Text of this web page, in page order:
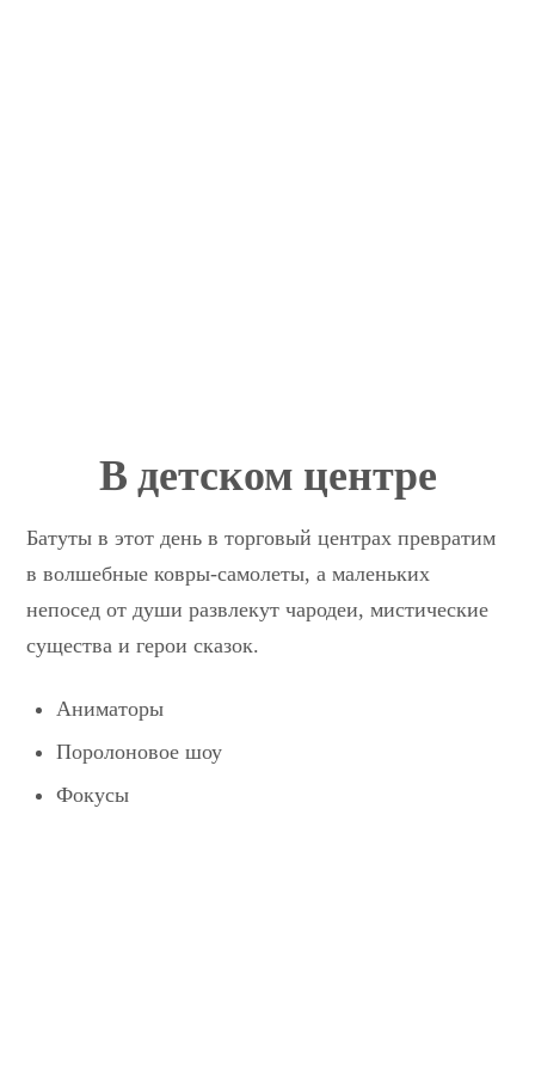
В детском центре
Батуты в этот день в торговый центрах превратим
в волшебные ковры-самолеты, а маленьких
непосед от души развлекут чародеи, мистические
существа и герои сказок.
Аниматоры
Поролоновое шоу
Фокусы